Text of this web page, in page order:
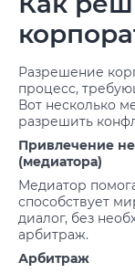
Разрешение
процесс,
Вот несколько
разрешить
Привлечение
(медиатора)
Медиатор
способствует
диалог, без
арбитраж.
Арбитраж